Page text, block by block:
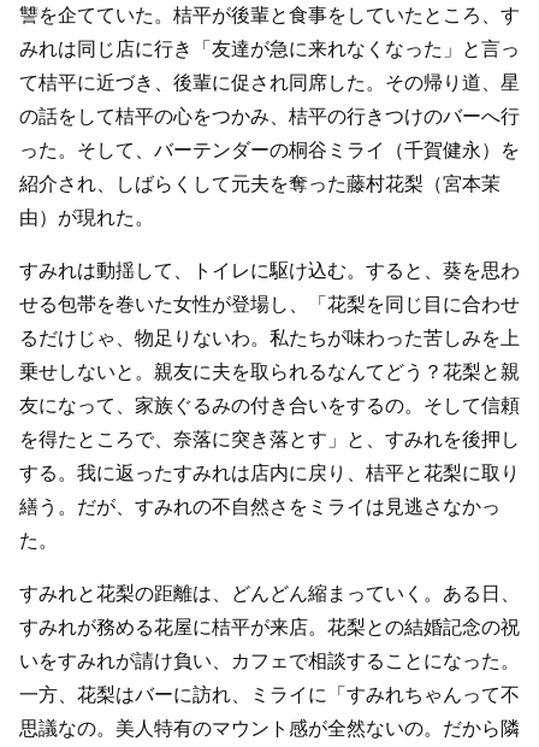
讐を企てていた。桔平が後輩と食事をしていたところ、す
みれは同じ店に行き「友達が急に来れなくなった」と言っ
て桔平に近づき、後輩に促され同席した。その帰り道、星
の話をして桔平の心をつかみ、桔平の行きつけのバーへ行
った。そして、バーテンダーの桐谷ミライ（千賀健永）を
紹介され、しばらくして元夫を奪った藤村花梨（宮本茉
由）が現れた。
すみれは動揺して、トイレに駆け込む。すると、葵を思わ
せる包帯を巻いた女性が登場し、「花梨を同じ目に合わせ
るだけじゃ、物足りないわ。私たちが味わった苦しみを上
乗せしないと。親友に夫を取られるなんてどう？花梨と親
友になって、家族ぐるみの付き合いをするの。そして信頼
を得たところで、奈落に突き落とす」と、すみれを後押し
する。我に返ったすみれは店内に戻り、桔平と花梨に取り
繕う。だが、すみれの不自然さをミライは見逃さなかっ
た。
すみれと花梨の距離は、どんどん縮まっていく。ある日、
すみれが務める花屋に桔平が来店。花梨との結婚記念の祝
いをすみれが請け負い、カフェで相談することになった。
一方、花梨はバーに訪れ、ミライに「すみれちゃんって不
思議なの。美人特有のマウント感が全然ないの。だから隣